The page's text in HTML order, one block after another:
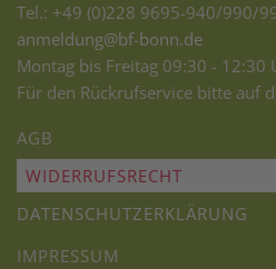
Tel.: +49 (0)228 9695-940/990/
anmeldung@bf-bonn.de
Montag bis Freitag 09:30 - 12:30
Für den Rückrufservice bitte auf
AGB
WIDERRUFSRECHT
DATENSCHUTZERKLÄRUNG
IMPRESSUM